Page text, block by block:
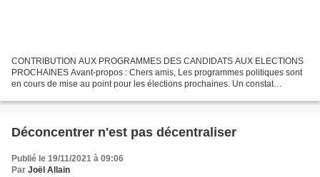
CONTRIBUTION AUX PROGRAMMES DES CANDIDATS AUX ELECTIONS
PROCHAINES Avant-propos : Chers amis, Les programmes politiques sont
en cours de mise au point pour les élections prochaines. Un constat
Déconcentrer n'est pas décentraliser
Publié le 19/11/2021 à 09:06
Par Joël Allain